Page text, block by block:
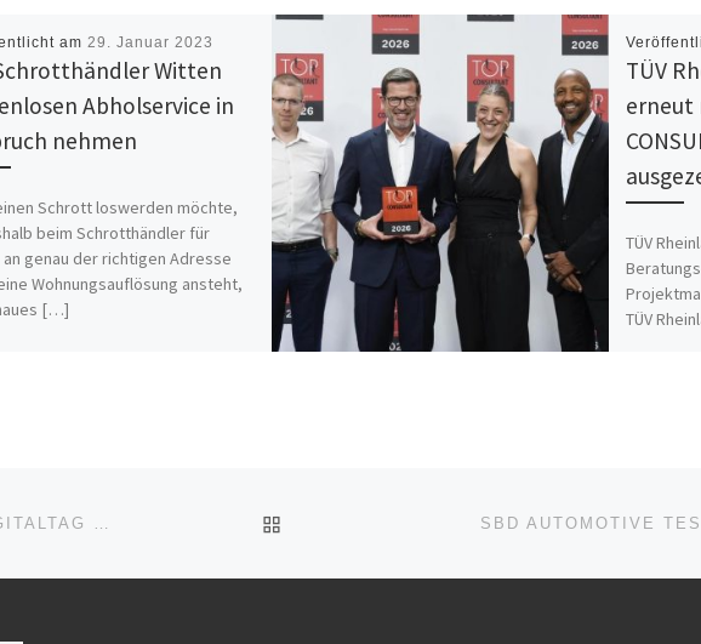
am 29. Januar 2023
Witten
Abholservice in
nehmen
Schrott loswerden möchte,
beim Schrotthändler für
genau der richtigen Adresse
Wohnungsauflösung ansteht,
[…]
TÜV
erneut
TÜV
TÜV
ZURÜCK ZUR BEITRAGSLISTE
SBD AUTOMOTIVE